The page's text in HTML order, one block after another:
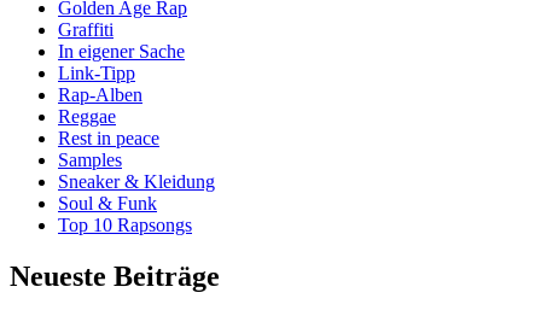
Golden Age Rap
Graffiti
In eigener Sache
Link-Tipp
Rap-Alben
Reggae
Rest in peace
Samples
Sneaker & Kleidung
Soul & Funk
Top 10 Rapsongs
Neueste Beiträge